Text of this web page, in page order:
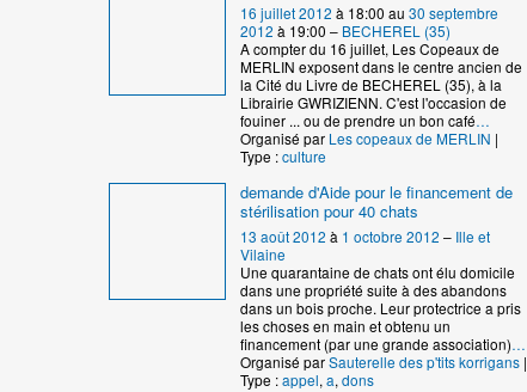
16 juillet 2012 à 18:00 au 30 septembre
2012 à 19:00 – BECHEREL (35)
A compter du 16 juillet, Les Copeaux de
MERLIN exposent dans le centre ancien de
la Cité du Livre de BECHEREL (35), à la
Librairie GWRIZIENN. C'est l'occasion de
fouiner ... ou de prendre un bon café…
Organisé par Les copeaux de MERLIN |
Type :culture
demande d'Aide pour le financement de
stérilisation pour 40 chats
13 août 2012 à 1 octobre 2012 – Ille et
Vilaine
Une quarantaine de chats ont élu domicile
dans une propriété suite à des abandons
dans un bois proche. Leur protectrice a pris
les choses en main et obtenu un
financement (par une grande association)…
Organisé parSauterelle des p'tits korrigans |
Type :appel, a, dons